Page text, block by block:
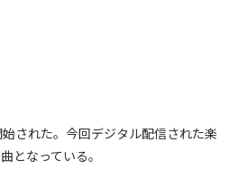
始された。今回デジタル配信された楽
となっている。